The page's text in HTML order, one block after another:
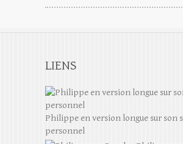
LIENS
Philippe en version longue sur son
personnel